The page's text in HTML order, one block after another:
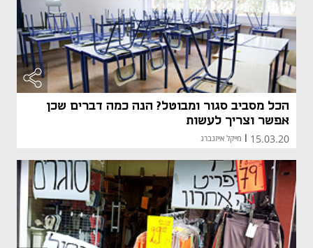
הכל מסביב סגור ומבוטל? הנה כמה דברים שכן
אפשר וצריך לעשות
15.03.20 מייקל אייזנברג